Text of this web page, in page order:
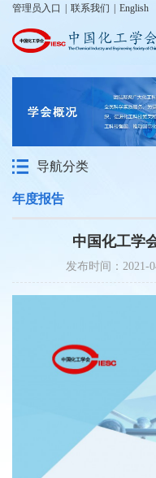
管理员入口 联系我们 English
导航分类
年度报告
中国化工学
发布时间：